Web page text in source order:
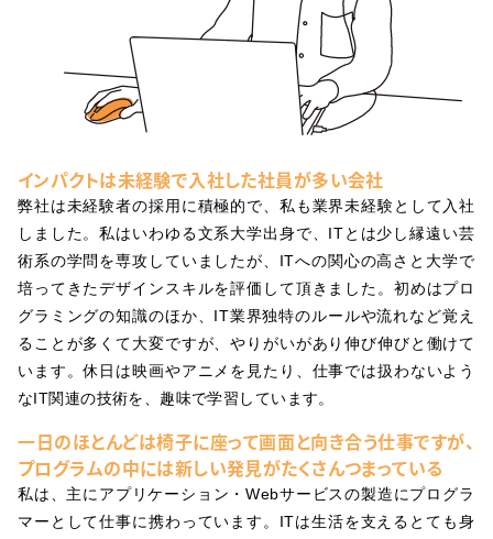
インパクトは未経験で入社した社員が多い会社
弊社は未経験者の採用に積極的で、私も業界未経験として入社
しました。私はいわゆる文系大学出身で、ITとは少し縁遠い芸
術系の学問を専攻していましたが、ITへの関心の高さと大学で
培ってきたデザインスキルを評価して頂きました。初めはプロ
グラミングの知識のほか、IT業界独特のルールや流れなど覚え
ることが多くて大変ですが、やりがいがあり伸び伸びと働けて
います。休日は映画やアニメを見たり、仕事では扱わないよう
なIT関連の技術を、趣味で学習しています。
一日のほとんどは椅子に座って画面と向き合う仕事ですが、
プログラムの中には新しい発見がたくさんつまっている
私は、主にアプリケーション・Webサービスの製造にプログラ
マーとして仕事に携わっています。ITは生活を支えるとても身